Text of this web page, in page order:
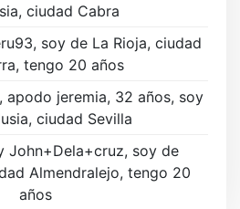
ciudad Cabra
soy de La Rioja, ciudad
tengo 20 años
apodo jeremia, 32 años, soy
ciudad Sevilla
John+Dela+cruz, soy de
Almendralejo, tengo 20
años